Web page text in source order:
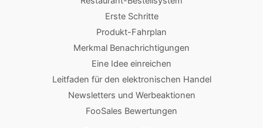
Erste Schritte
Produkt-Fahrplan
Merkmal Benachrichtigungen
Eine Idee einreichen
Leitfaden für den elektronischen Handel
Newsletters und Werbeaktionen
FooSales Bewertungen